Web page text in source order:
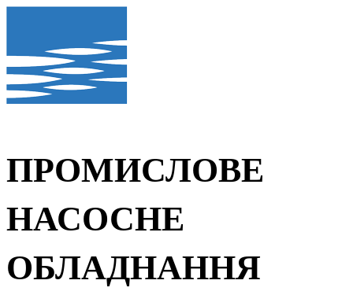
ПРОМИСЛОВЕ
НАСОСНЕ
ОБЛАДНАННЯ